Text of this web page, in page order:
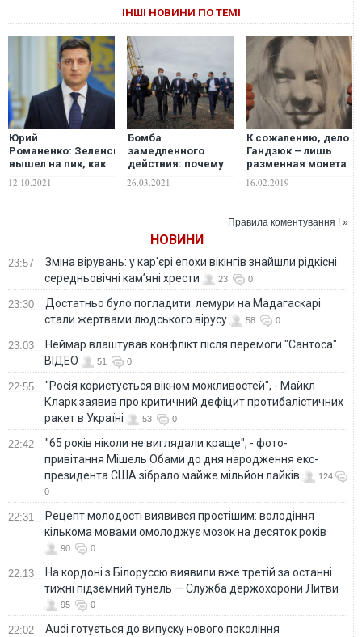
ІНШІ НОВИНИ ПО ТЕМІ
Юрий
Романенко: Зеленский
вышел на пик, как
2012 года. Вопрос:
12.10.2021
Бомба
замедленного
действия: почему
пострадает от
26.03.2021
К сожалению, дело
Гандзюк – лишь
разменная монета
политической
16.02.2019
Правила коментування ! »
НОВИНИ
23:57
Зміна вірувань: у кар'єрі епохи вікінгів знайшли рідкісні
середньовічні кам’яні хрести
23 0
23:30
Достатньо було погладити: лемури на Мадагаскарі
стали жертвами людського вірусу
58 0
23:03
Неймар влаштував конфлікт після перемоги "Сантоса".
ВІДЕО
51 0
22:55
"Росія користується вікном можливостей", - Майкл
Кларк заявив про критичний дефіцит протибалістичних
ракет в Україні
53 0
22:42
"65 років ніколи не виглядали краще", - фото-
привітання Мішель Обами до дня народження екс-
президента США зібрало майже мільйон лайків
124
0
22:31
Рецепт молодості виявився простішим: володіння
кількома мовами омолоджує мозок на десяток років
90 0
22:13
На кордоні з Білоруссю виявили вже третій за останні
тижні підземний тунель — Служба держохорони Литви
95 0
22:02
Audi готується до випуску нового покоління